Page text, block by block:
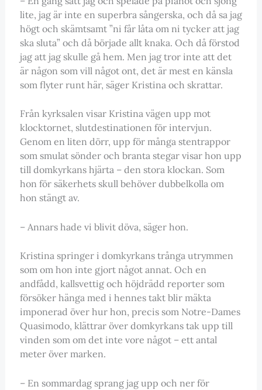
lite, jag är inte en superbra sångerska, och då sa jag
högt och skämtsamt ”ni får låta om ni tycker att jag
ska sluta” och då började allt knaka. Och då förstod
jag att jag skulle gå hem. Men jag tror inte att det
är någon som vill något ont, det är mest en känsla
som flyter runt här, säger Kristina och skrattar.
Från kyrksalen visar Kristina vägen upp mot
klocktornet, slutdestinationen för intervjun.
Genom en liten dörr, upp för många stentrappor
som smulat sönder och branta stegar visar hon upp
till domkyrkans hjärta – den stora klockan. Som
hon för säkerhets skull behöver dubbelkolla om
hon stängt av.
– Annars hade vi blivit döva, säger hon.
Kristina springer i domkyrkans trånga utrymmen
som om hon inte gjort något annat. Och en
andfådd, kallsvettig och höjdrädd reporter som
försöker hänga med i hennes takt blir mäkta
imponerad över hur hon, precis som Notre-Dames
Quasimodo, klättrar över domkyrkans tak upp till
vinden som om det inte vore något – ett antal
meter över marken.
– En sommardag sprang jag upp och ner för